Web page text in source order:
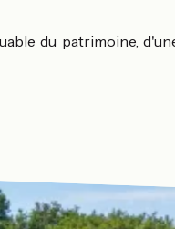
du patrimoine,